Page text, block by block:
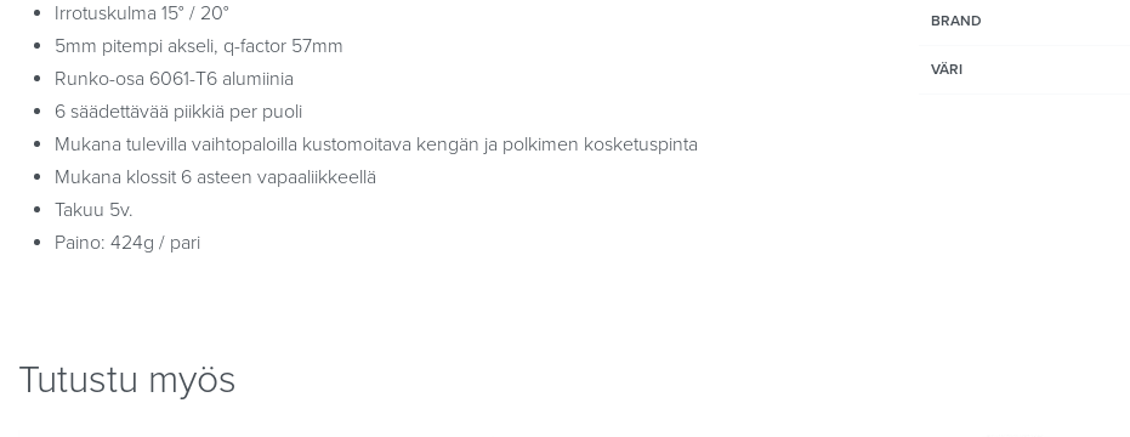
Irrotuskulma 15° / 20°
5mm pitempi akseli, q-factor 57mm
Runko-osa 6061-T6 alumiinia
6 säädettävää piikkiä per puoli
Mukana tulevilla vaihtopaloilla kustomoitava kengän ja polkimen kosketuspinta
Mukana klossit 6 asteen vapaaliikkeellä
Takuu 5v.
Paino: 424g / pari
BRAND
VÄRI
Tutustu myös